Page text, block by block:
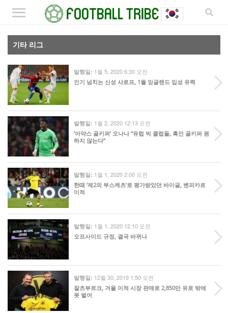
기타 리그
발행일: 1월 5, 2020 6:30 오전
인기 넘치는 신성 샤로프, 1월 잉글랜드 입성 유력
발행일: 1월 2, 2020 12:13 오전
‘아약스 골키퍼’ 오나나 “유럽 빅 클럽들, 흑인 골키퍼 원
하지 않는다”
발행일: 1월 1, 2020 2:00 오전
한때 ‘제2의 부스케츠’로 평가받았던 바이글, 벤피카로
이적
발행일: 1월 1, 2020 12:10 오전
오프사이드 규정, 결국 바뀌나
발행일: 12월 30, 2019 1:50 오전
잘츠부르크, 겨울 이적 시장 판매로 2,850만 유로 밖에
못 벌어